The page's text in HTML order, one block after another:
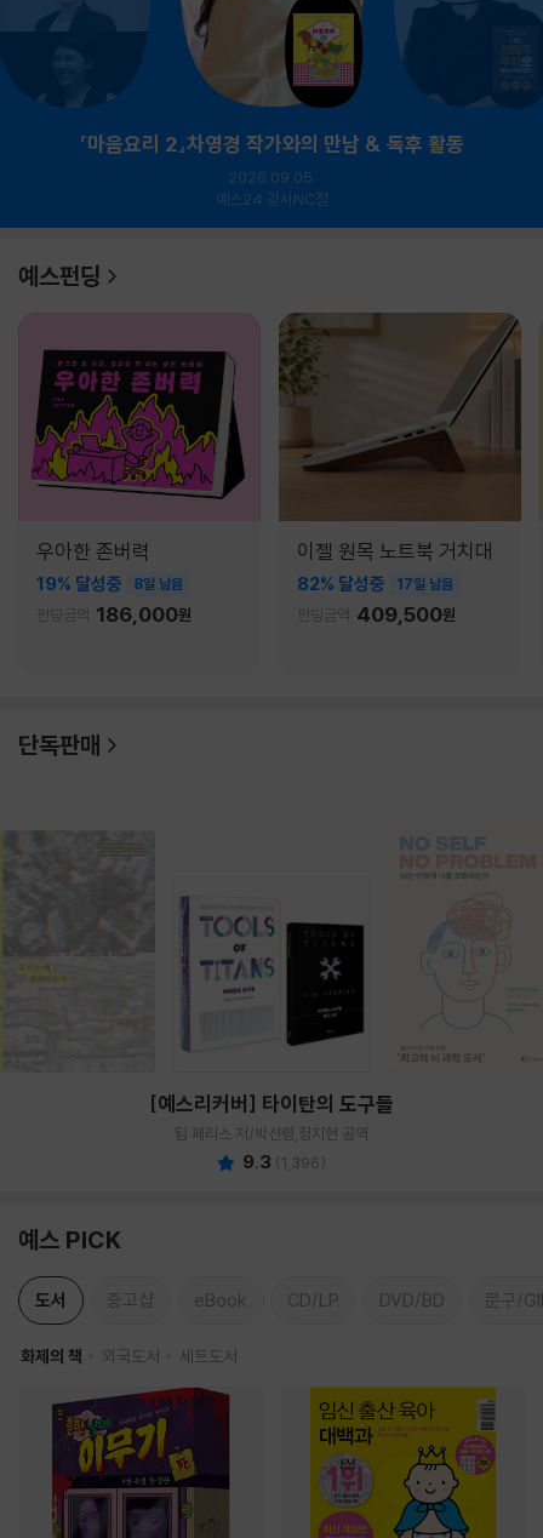
『마음요리 2』차영경 작가와의 만남 & 독후 활동
2026.09.05.
예스24 강서NC점
예스펀딩
우아한 존버력
19% 달성중 8일 남음
펀딩금액 186,000원
이젤 원목 노트북 거치대
82% 달성중 17일 남음
펀딩금액 409,500원
단독판매
[예스리커버] 타이탄의 도구들
팀 페리스 저/박선령,정지현 공역
9.3 (1,396)
예스 PICK
도서 중고샵 eBook CD/LP DVD/BD 문구/
화제의 책 외국도서 세트도서